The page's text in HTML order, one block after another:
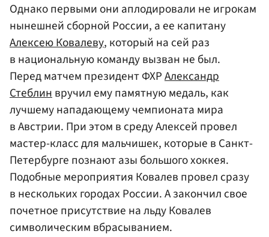
Однако первыми они аплодировали не игрокам
нынешней сборной России, а ее капитану
Алексею Ковалеву, который на сей раз
в национальную команду вызван не был.
Перед матчем президент ФХРАлександр
Стеблинвручил ему памятную медаль, как
лучшему нападающему чемпионата мира
в Австрии. При этом в среду Алексей провел
мастер-класс для мальчишек, которые в Санкт-
Петербурге познают азы большого хоккея.
Подобные мероприятия Ковалев провел сразу
в нескольких городах России. А закончил свое
почетное присутствие на льду Ковалев
символическим вбрасыванием.